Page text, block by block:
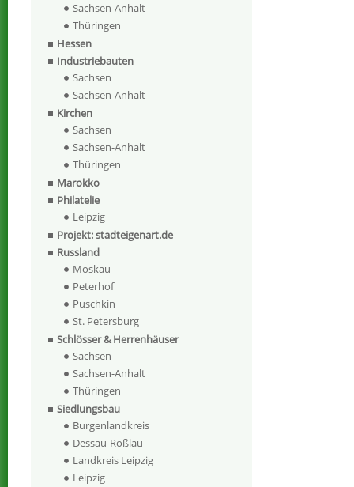
Sachsen-Anhalt
Thüringen
Hessen
Industriebauten
Sachsen
Sachsen-Anhalt
Kirchen
Sachsen
Sachsen-Anhalt
Thüringen
Marokko
Philatelie
Leipzig
Projekt: stadteigenart.de
Russland
Moskau
Peterhof
Puschkin
St. Petersburg
Schlösser & Herrenhäuser
Sachsen
Sachsen-Anhalt
Thüringen
Siedlungsbau
Burgenlandkreis
Dessau-Roßlau
Landkreis Leipzig
Leipzig